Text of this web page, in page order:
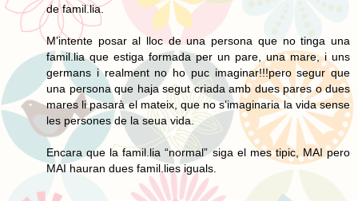
de famil.lia.
M’intente posar al lloc de una persona que no tinga una
famil.lia que estiga formada per un pare, una mare, i uns
germans i realment no ho puc imaginar!!!pero segur que
una persona que haja segut criada amb dues pares o dues
mares li pasarà el mateix, que no s’imaginaria la vida sense
les persones de la seua vida.
Encara que la famil.lia “normal” siga el mes tipic, MAI pero
MAI hauran dues famil.lies iguals.